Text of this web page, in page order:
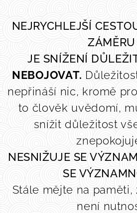
NEJRYCHLEJŠÍ
ZÁMĚRU
JE SNÍŽENÍ
NEBOJOVAT.
nepřináší nic, kromě
to člověk uvědomí,
snížit důležitost
NESNIŽUJE SE
SE
Stále mějte na paměti,
není